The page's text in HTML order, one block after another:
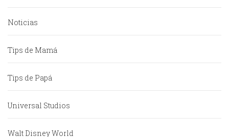
Noticias
Tips de Mamá
Tips de Papá
Universal Studios
Walt Disney World